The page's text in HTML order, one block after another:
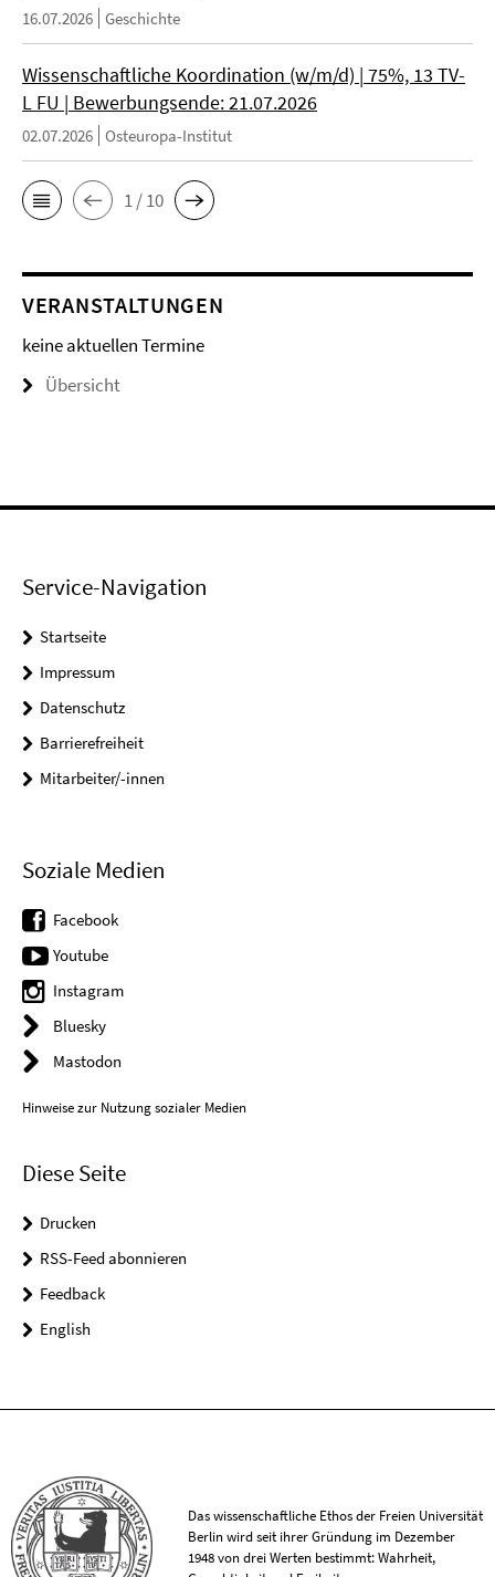
16.07.2026 Geschichte
Wissenschaftliche Koordination (w/m/d) | 75%, 13 TV-
L FU | Bewerbungsende: 21.07.2026
02.07.2026 Osteuropa-Institut
1 / 10
VERANSTALTUNGEN
keine aktuellen Termine
Übersicht
Service-Navigation
Startseite
Impressum
Datenschutz
Barrierefreiheit
Mitarbeiter/-innen
Soziale Medien
Facebook
Youtube
Instagram
Bluesky
Mastodon
Hinweise zur Nutzung sozialer Medien
Diese Seite
Drucken
RSS-Feed abonnieren
Feedback
English
Das wissenschaftliche Ethos der Freien Universität
Berlin wird seit ihrer Gründung im Dezember
1948 von drei Werten bestimmt: Wahrheit,